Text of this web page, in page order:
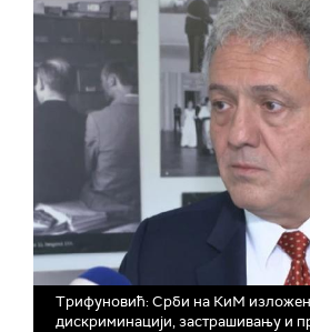
Трифуновић: Срби на КиМ
дискриминацији, застрашивању и